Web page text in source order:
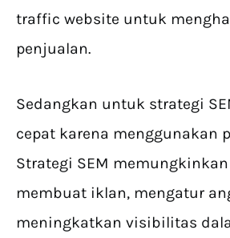
traffic website untuk
penjualan.
Sedangkan untuk strategi
cepat karena menggunakan
Strategi SEM
membuat iklan, mengatur
meningkatkan visibilitas